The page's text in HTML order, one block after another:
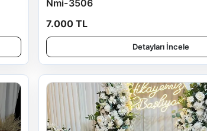
Nmi-3506
7.000 TL
Detayları İncele